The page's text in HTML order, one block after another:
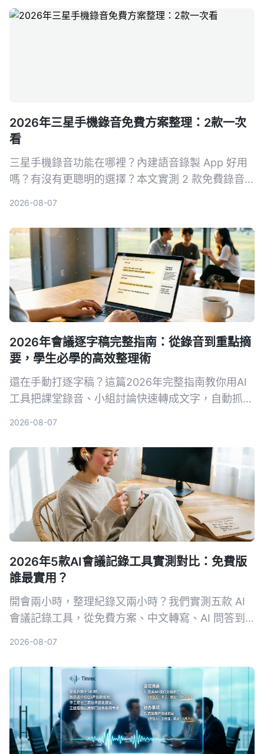
2026年三星手機錄音免費方案整理：2款一次
看
三星手機錄音功能在哪裡？內建語音錄製 App 好用
嗎？有沒有更聰明的選擇？本文實測 2 款免費錄音
2026-08-07
2026年會議逐字稿完整指南：從錄音到重點摘
要，學生必學的高效整理術
還在手動打逐字稿？這篇2026年完整指南教你用AI
工具把課堂錄音、小組討論快速轉成文字，自動抓重
2026-08-07
2026年5款AI會議記錄工具實測對比：免費版
誰最實用？
開會兩小時，整理紀錄又兩小時？我們實測五款 AI
會議記錄工具，從免費方案、中文轉寫、AI 問答到
2026-08-07